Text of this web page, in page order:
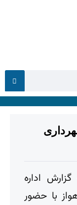
اداره
شهرداری منطقه ۴ اهواز با حضور